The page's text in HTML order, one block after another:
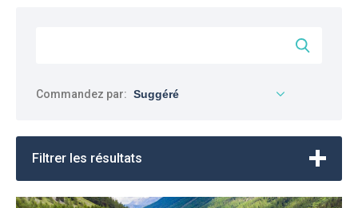
Commandez par:
Filtrer les résultats